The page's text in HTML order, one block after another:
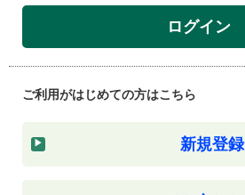
ログイン
ご利用がはじめての方はこちら
新規登録